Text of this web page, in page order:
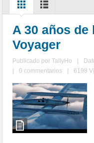
A 30 años de
Voyager
Publicado porTallyHo
0 commentarios 6198